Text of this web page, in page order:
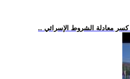
كسر معادلة الشروط الإسرائي